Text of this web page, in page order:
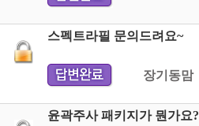
스펙트라필 문의드려요~
장기동맘
윤곽주사 패키지가 뭔가요?